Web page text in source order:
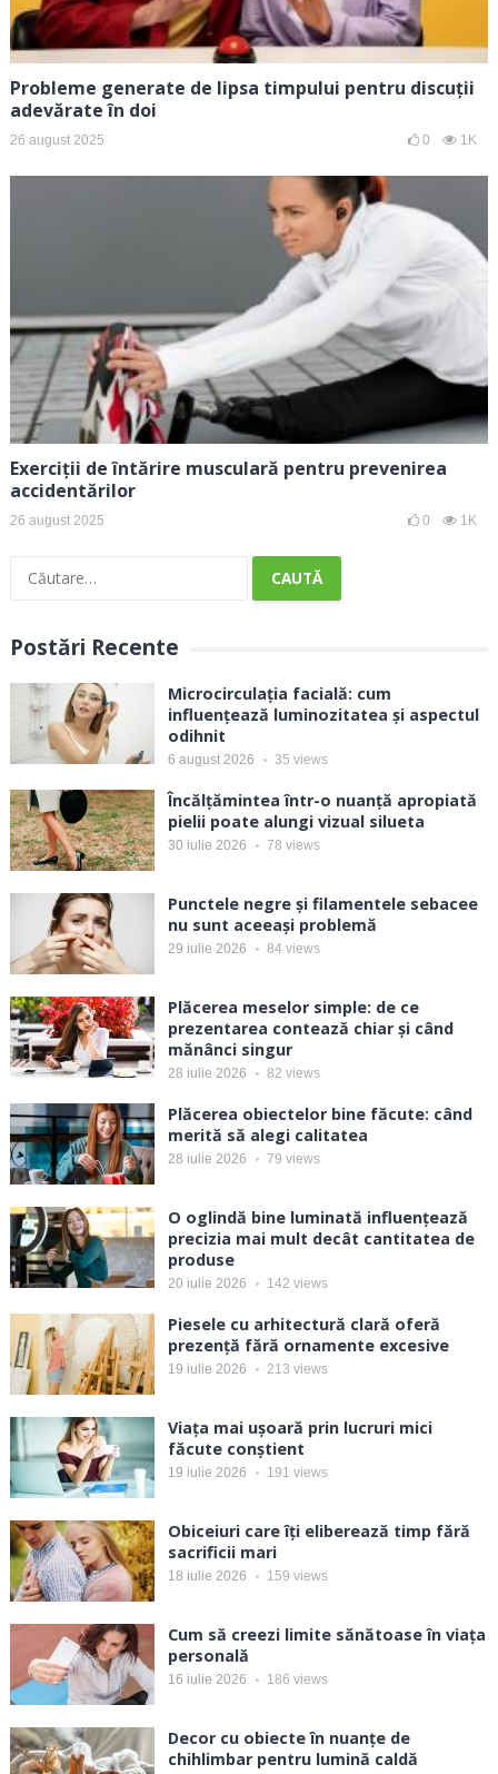
Probleme generate de lipsa timpului pentru discuții
adevărate în doi
26 august 2025 0 1K
Exerciții de întărire musculară pentru prevenirea
accidentărilor
26 august 2025 0 1K
Caută
Postări Recente
Microcirculația facială: cum
influențează luminozitatea și aspectul
odihnit
6 august 2026 35 views
Încălțămintea într-o nuanță apropiată
pielii poate alungi vizual silueta
30 iulie 2026 78 views
Punctele negre și filamentele sebacee
nu sunt aceeași problemă
29 iulie 2026 84 views
Plăcerea meselor simple: de ce
prezentarea contează chiar și când
mănânci singur
28 iulie 2026 82 views
Plăcerea obiectelor bine făcute: când
merită să alegi calitatea
28 iulie 2026 79 views
O oglindă bine luminată influențează
precizia mai mult decât cantitatea de
produse
20 iulie 2026 142 views
Piesele cu arhitectură clară oferă
prezență fără ornamente excesive
19 iulie 2026 213 views
Viața mai ușoară prin lucruri mici
făcute conștient
19 iulie 2026 191 views
Obiceiuri care îți eliberează timp fără
sacrificii mari
18 iulie 2026 159 views
Cum să creezi limite sănătoase în viața
personală
16 iulie 2026 186 views
Decor cu obiecte în nuanțe de
chihlimbar pentru lumină caldă